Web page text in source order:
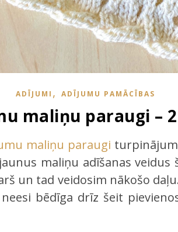
ADĪJUMI , ADĪJUMU PAMĀCĪBAS
maliņu paraugi –
maliņu paraugi
maliņu adīšanas
un tad veidosim nākošo
bēdīga drīz šeit